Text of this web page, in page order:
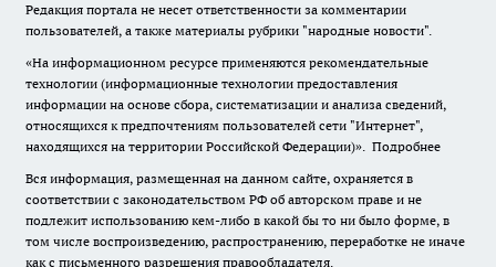
Редакция портала не несет ответственности за комментарии
пользователей, а также материалы рубрики "народные новости".
«На информационном ресурсе применяются рекомендательные
технологии (информационные технологии предоставления
информации на основе сбора, систематизации и анализа сведений,
относящихся к предпочтениям пользователей сети "Интернет",
находящихся на территории Российской Федерации)». Подробнее
Вся информация, размещенная на данном сайте, охраняется в
соответствии с законодательством РФ об авторском праве и не
подлежит использованию кем-либо в какой бы то ни было форме, в
том числе воспроизведению, распространению, переработке не иначе
как с письменного разрешения правообладателя.